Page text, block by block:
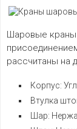
Шаровые краны
рассчитаны на
Корпус:
Втулка
Шар: